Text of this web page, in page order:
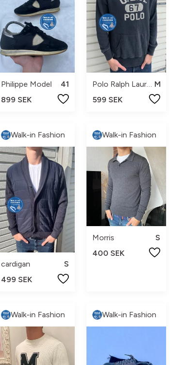
Philippe Model
41
899 SEK
599 SEK
Walk-in Fashion
cardigan
S
499 SEK
Walk-in Fashion
Morris
S
400 SEK
Walk-in Fashion Walk-in Fashion